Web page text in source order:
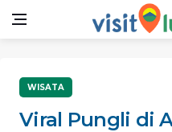
WISATA
Viral Pungli di